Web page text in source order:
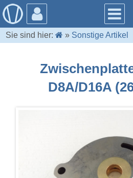
Sie sind hier: » Sonstige Artikel
D8A/D16A